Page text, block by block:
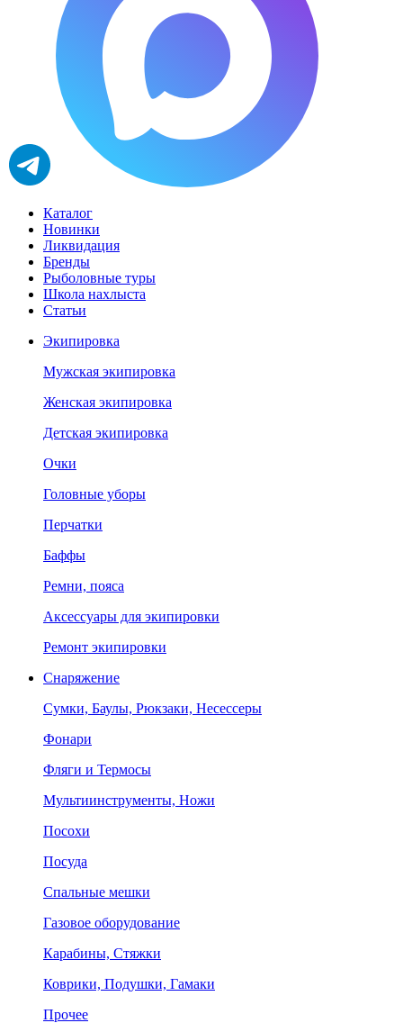
Каталог
Новинки
Ликвидация
Бренды
Рыболовные туры
Школа нахлыста
Статьи
Экипировка
Мужская экипировка
Женская экипировка
Детская экипировка
Очки
Головные уборы
Перчатки
Баффы
Ремни, пояса
Аксессуары для экипировки
Ремонт экипировки
Снаряжение
Сумки, Баулы, Рюкзаки, Несессеры
Фонари
Фляги и Термосы
Мультиинструменты, Ножи
Посохи
Посуда
Спальные мешки
Газовое оборудование
Карабины, Стяжки
Коврики, Подушки, Гамаки
Прочее